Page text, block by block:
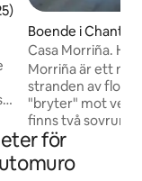
i genomsnittligt
Boende i
Casa Morriña.
Sacra
Morriña är ett
stranden av
"bryter" mot
finns två sovrum
ett med eget
vardagsrum med
veranda med
för